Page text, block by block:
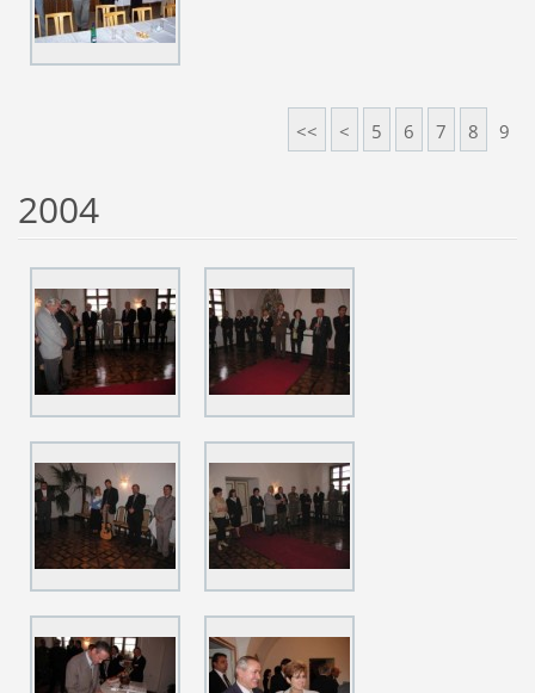
<< < 5 6 7 8 9
2004